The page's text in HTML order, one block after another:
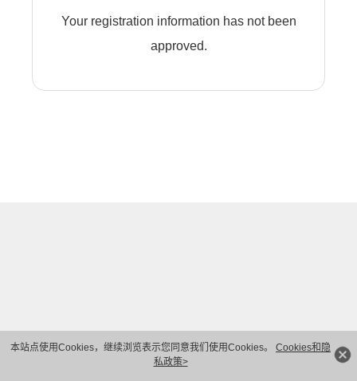
本站点使用Cookies，继续浏览表示您同意我们使用Cookies。 Cookies和隐
私政策>
Your registration information has not been
approved.